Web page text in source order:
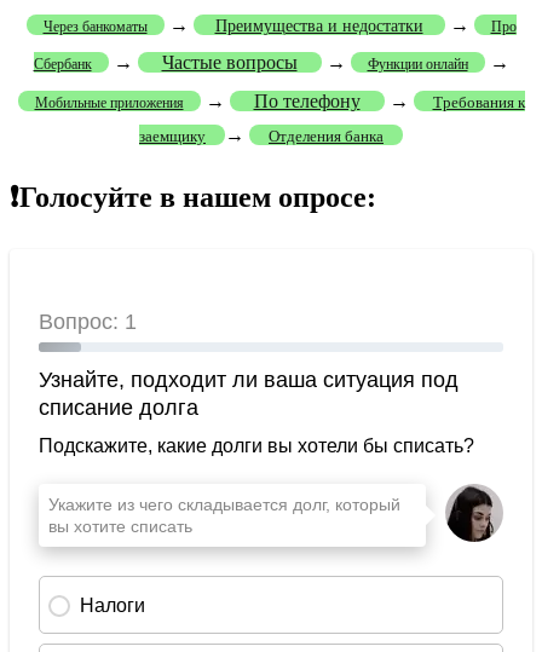
Через банкоматы → Преимущества и недостатки → Про
Сбербанк → Частые вопросы → Функции онлайн →
Мобильные приложения → По телефону →
Требования к
заемщику
→ Отделения банка
❗Голосуйте в нашем опросе: